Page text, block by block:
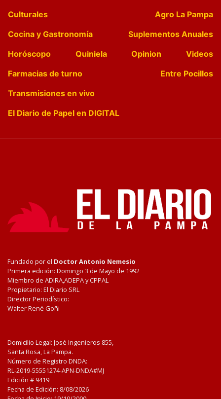
Culturales
Agro La Pampa
Cocina y Gastronomía
Suplementos Anuales
Horóscopo
Quiniela Opinion
Videos
Farmacias de turno
Entre Pocillos
Transmisiones en vivo
El Diario de Papel en DIGITAL
Fundado por el Doctor Antonio Nemesio
Primera edición: Domingo 3 de Mayo de 1992
Miembro de ADIRA,ADEPA y CPPAL
Propietario: El Diario SRL
Director Periodístico:
Walter René Goñi
Domicilio Legal: José Ingenieros 855,
Santa Rosa, La Pampa.
Número de Registro DNDA:
RL-2019-55551274-APN-DNDA#MJ
Edición # 9419
Fecha de Edición: 8/08/2026